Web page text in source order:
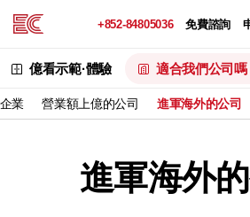
+852-84805036 免費諮詢
億看示範·體驗 適合我們公司嗎
業 營業額上億的公司 進軍海外的公司
進軍海外